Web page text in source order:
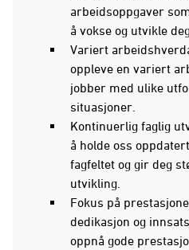
arbeidsoppgaver
å vokse og utvikle
Variert
oppleve en variert
jobber med ulike
situasjoner.
Kontinuerlig faglig
å holde oss
fagfeltet og gir deg
utvikling.
Fokus på
dedikasjon og
oppnå gode